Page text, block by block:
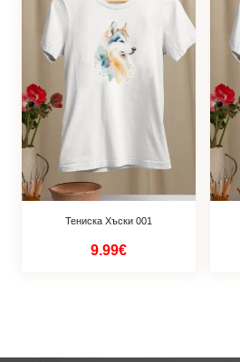
Тениска Хъски 001
9.99€